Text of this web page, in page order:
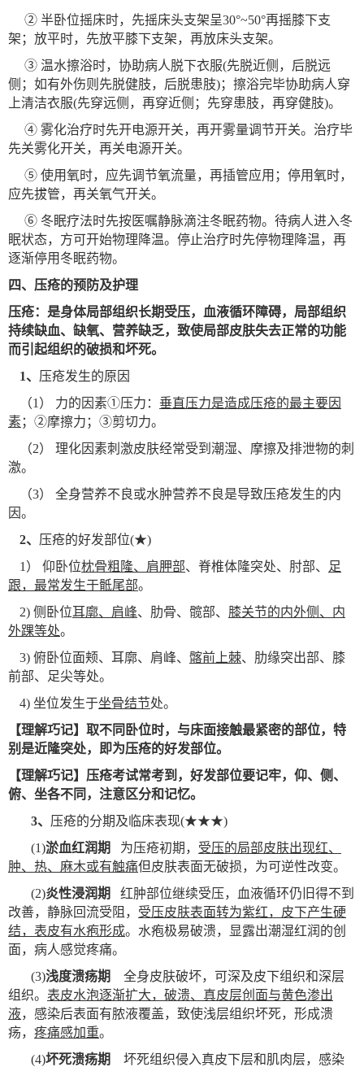
② 半卧位摇床时，先摇床头支架呈30°~50°再摇膝下支
架；放平时，先放平膝下支架，再放床头支架。
③ 温水擦浴时，协助病人脱下衣服(先脱近侧，后脱远
侧；如有外伤则先脱健肢，后脱患肢)；擦浴完毕协助病人穿
上清洁衣服(先穿远侧，再穿近侧；先穿患肢，再穿健肢)。
④ 雾化治疗时先开电源开关，再开雾量调节开关。治疗毕
先关雾化开关，再关电源开关。
⑤ 使用氧时，应先调节氧流量，再插管应用；停用氧时，
应先拔管，再关氧气开关。
⑥ 冬眠疗法时先按医嘱静脉滴注冬眠药物。待病人进入冬
眠状态，方可开始物理降温。停止治疗时先停物理降温，再
逐渐停用冬眠药物。
四、压疮的预防及护理
压疮：是身体局部组织长期受压，血液循环障碍，局部组织
持续缺血、缺氧、营养缺乏，致使局部皮肤失去正常的功能
而引起组织的破损和坏死。
1、 压疮发生的原因
（1） 力的因素①压力： 垂直压力是造成压疮的最主要因
素；②摩擦力；③剪切力。
（2） 理化因素刺激皮肤经常受到潮湿、摩擦及排泄物的刺
激。
（3） 全身营养不良或水肿营养不良是导致压疮发生的内
因。
2、 压疮的好发部位(★)
1 ） 仰卧位枕骨粗隆、肩胛部、脊椎体隆突处、肘部、
足
跟，最常发生于骶尾部。
2) 侧卧位耳廓、肩峰、肋骨、髋部、 膝关节的内外侧、内
外踝等处。
3) 俯卧位面颊、耳廓、肩峰、 髂前上棘、肋缘突出部、膝
前部、足尖等处。
4) 坐位发生于坐骨结节处。
【理解巧记】 取不同卧位时，与床面接触最紧密的部位，特
别是近隆突处，即为压疮的好发部位。
【理解巧记】 压疮考试常考到，好发部位要记牢，仰、侧、
俯、坐各不同，注意区分和记忆。
3、 压疮的分期及临床表现(★★★)
(1)淤血红润期 为压疮初期， 受压的局部皮肤出现红、
肿、热、麻木或有触痛但皮肤表面无破损，为可逆性改变。
(2)炎性浸润期
红肿部位继续受压，血液循环仍旧得不到
改善，静脉回流受阻， 受压皮肤表面转为紫红，皮下产生硬
结，表皮有水疱形成。水疱极易破溃，显露出潮湿红润的创
面，病人感觉疼痛。
(3)浅度溃疡期
全身皮肤破坏，可深及皮下组织和深层
组织。 表皮水泡逐渐扩大，破溃、真皮层创面与黄色渗出
液，感染后表面有脓液覆盖，致使浅层组织坏死，形成溃
疡， 疼痛感加重。
(4)坏死溃疡期
坏死组织侵入真皮下层和肌肉层，感染